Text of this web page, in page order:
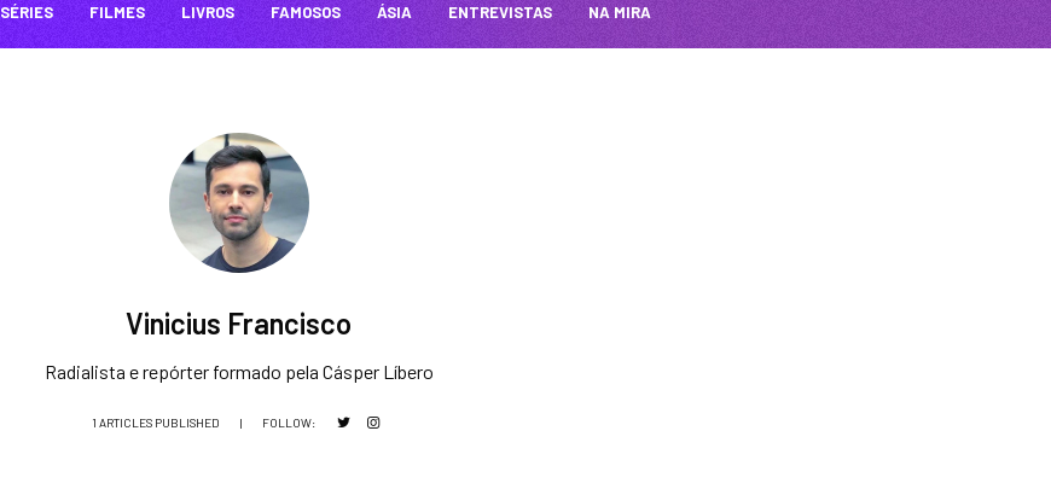
SÉRIES FILMES LIVROS FAMOSOS ÁSIA ENTREVISTAS NA MIRA
Vinicius Francisco
Radialista e repórter formado pela Cásper Líbero
1 ARTICLES PUBLISHED | FOLLOW: